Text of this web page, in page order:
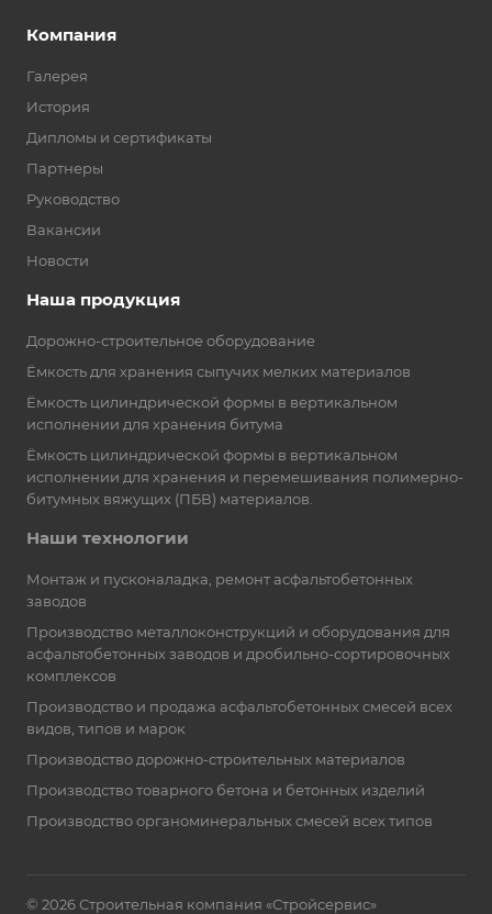
Компания
Галерея
История
Дипломы и сертификаты
Партнеры
Руководство
Вакансии
Новости
Наша продукция
Дорожно-строительное оборудование
Ёмкость для хранения сыпучих мелких материалов
Ёмкость цилиндрической формы в вертикальном
исполнении для хранения битума
Ёмкость цилиндрической формы в вертикальном
исполнении для хранения и перемешивания полимерно-
битумных вяжущих (ПБВ) материалов.
Наши технологии
Монтаж и пусконаладка, ремонт асфальтобетонных
заводов
Производство металлоконструкций и оборудования для
асфальтобетонных заводов и дробильно-сортировочных
комплексов
Производство и продажа асфальтобетонных смесей всех
видов, типов и марок
Производство дорожно-строительных материалов
Производство товарного бетона и бетонных изделий
Производство органоминеральных смесей всех типов
© 2026 Строительная компания «Стройсервис»